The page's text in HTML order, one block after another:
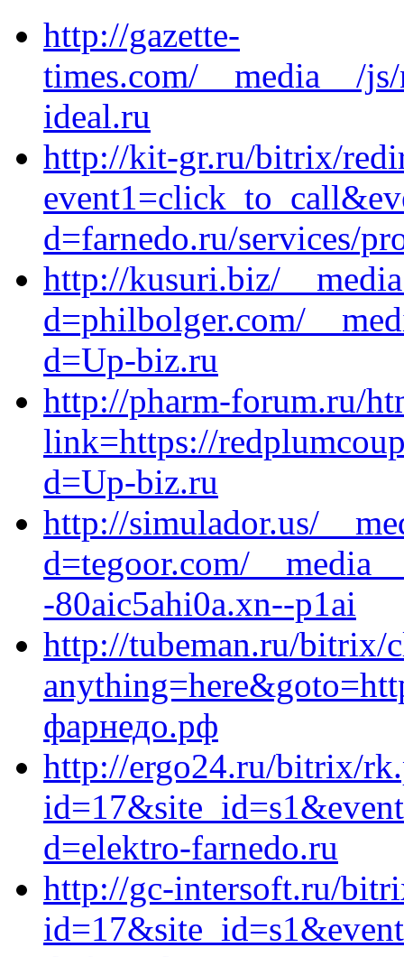
http://gazette-
times.com/__media__/
ideal.ru
http://kit-gr.ru/bitrix/
d=farnedo.ru/services/
http://kusuri.biz/
d=philbolger.com/
d=Up-biz.ru
http://pharm-forum.ru/
link=https://
d=Up-biz.ru
http://simulador.us/
d=tegoor.com/
-80aic5ahi0a.xn--p1ai
http://tubeman.ru/bitrix/
фарнедо.рф
http://ergo24.ru/bitrix/
d=elektro-farnedo.ru
http://gc-intersoft.ru/